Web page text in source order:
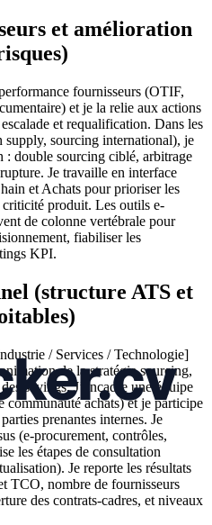
et amélioration
fournisseurs (OTIF,
et je la relie aux actions
et requalification. Dans les
supply, sourcing international), je
: double sourcing ciblé, arbitrage
Je travaille en interface
et Achats pour prioriser les
produit. Les outils e-
de colonne vertébrale pour
fiabiliser les
KPI.
(structure ATS et
/ Services / Technologie]
de la stratégie sourcing,
savings. J’encadre une équipe
communauté achats) et je participe
prenantes internes. Je
(e-procurement, contrôles,
les étapes de consultation
Je reporte les résultats
TCO, nombre de fournisseurs
des contrats-cadres, et niveaux